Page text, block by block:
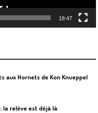
18:47
aux Hornets de Kon Knueppel
la relève est déjà là